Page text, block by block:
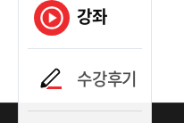
강좌
수강후기